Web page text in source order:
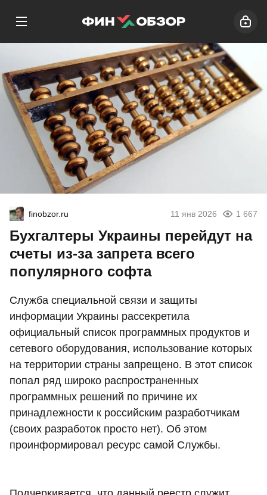
finobzor.ru 11 янв 2026 1 667
Бухгалтеры Украины перейдут на
счеты из-за запрета всего
популярного софта
Служба специальной связи и защиты
информации Украины рассекретила
официальный список программных продуктов и
сетевого оборудования, использование которых
на территории страны запрещено. В этот список
попал ряд широко распространенных
программных решений по причине их
принадлежности к российским разработчикам
(своих разработок просто нет). Об этом
проинформировал ресурс самой Службы.